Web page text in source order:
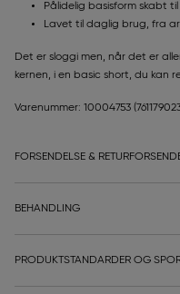
Pålidelig basisform skabt
Lavet til daglig brug, fra
Det er sloggi men, når det er
kernen, i en basic short, du kan
Varenummer: 10004753
FORSENDELSE &
BEHANDLING
PRODUKTSTANDARDER OG